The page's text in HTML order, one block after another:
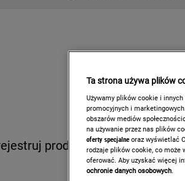
produkty w trzech
Ta strona używa plików
Używamy plików cookie i
promocyjnych i
obszarów mediów
na używanie przez nas plików
oferty specjalne oraz wyświetlać
rodzaje plików cookie, co może
oferować. Aby uzyskać więcej
ochronie danych osobowych